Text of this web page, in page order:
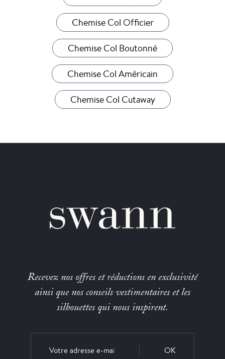
Chemise Col Officier
Chemise Col Boutonné
Chemise Col Américain
Chemise Col Cutaway
Recevez nos offres et réductions en exclusivité
ainsi que nos conseils vestimentaires et les
silhouettes qui nous inspirent.
OK